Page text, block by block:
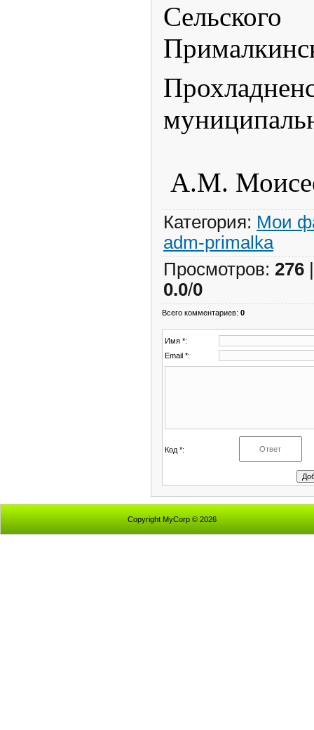
А.М.
Категория: Мои
adm-primalka
Просмотров: 276
0.0/0
Всего комментариев: 0
Имя *:
Email *:
Код *:
Copyright MyCorp © 2026